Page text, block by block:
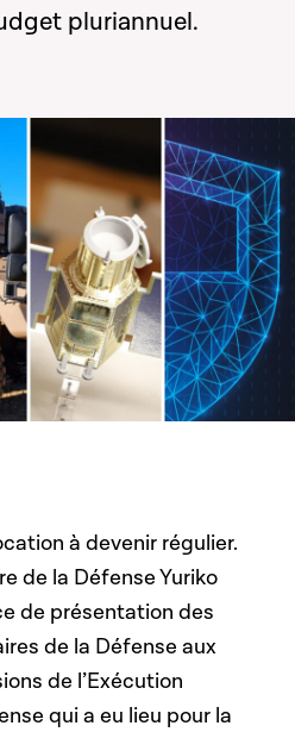
pluriannuel.
à devenir régulier.
de la Défense Yuriko
de présentation des
de la Défense aux
de l’Exécution
qui a eu lieu pour la